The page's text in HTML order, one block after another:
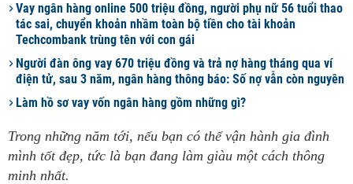
Vay ngân hàng online 500 triệu đồng, người phụ nữ 56 tuổi thao
tác sai, chuyển khoản nhầm toàn bộ tiền cho tài khoản
Techcombank trùng tên với con gái
Người đàn ông vay 670 triệu đồng và trả nợ hàng tháng qua ví
điện tử, sau 3 năm, ngân hàng thông báo: Số nợ vẫn còn nguyên
Làm hồ sơ vay vốn ngân hàng gồm những gì?
Trong những năm tới, nếu bạn có thể vận hành gia đình
mình tốt đẹp, tức là bạn đang làm giàu một cách thông
minh nhất.